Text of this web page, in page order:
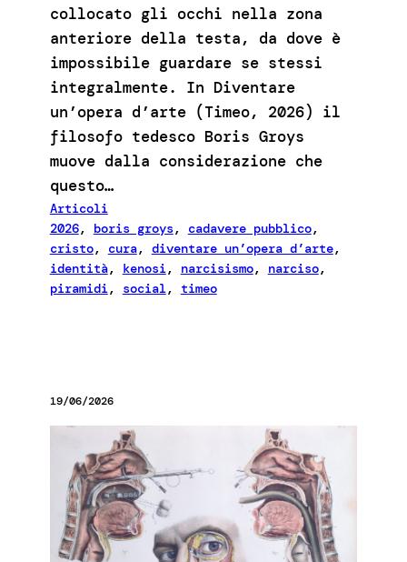
collocato gli occhi nella zona
anteriore della testa, da dove è
impossibile guardare se stessi
integralmente. In Diventare
un’opera d’arte (Timeo, 2026) il
filosofo tedesco Boris Groys
muove dalla considerazione che
questo…
Articoli
2026, boris groys, cadavere pubblico
cristo, cura, diventare un’opera d’arte
identità, kenosi, narcisismo, narciso
piramidi, social, timeo
19/06/2026